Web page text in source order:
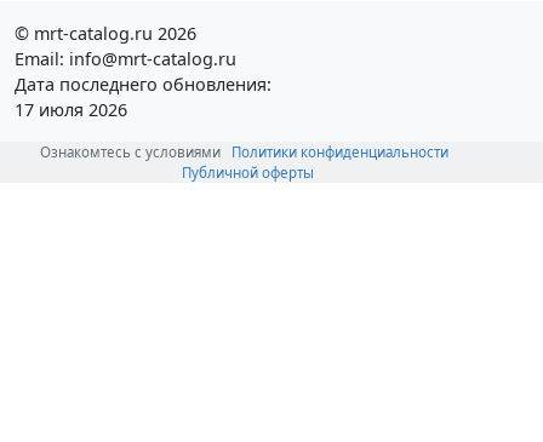
© mrt-catalog.ru 2026
Email: info@mrt-catalog.ru
Дата последнего обновления:
17 июля 2026
Ознакомтесь с условиями
Политики конфиденциальности
Публичной оферты